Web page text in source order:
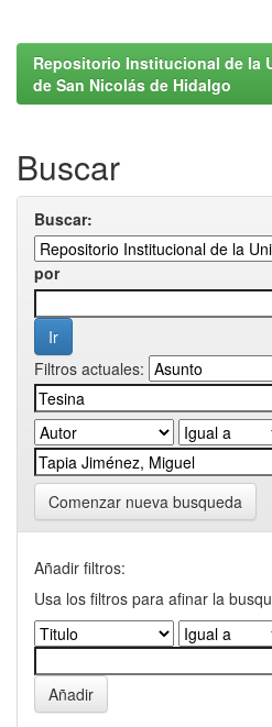
Repositorio Institucional de la
de San Nicolás de Hidalgo
Buscar
Buscar:
por
Filtros actuales:
Comenzar nueva busqueda
Añadir filtros:
Usa los filtros para afinar la